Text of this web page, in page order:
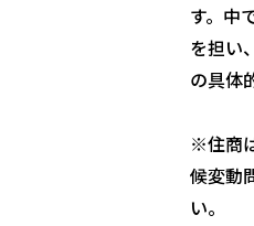
す。中
を担い
の具体
※住商
候変動
い。